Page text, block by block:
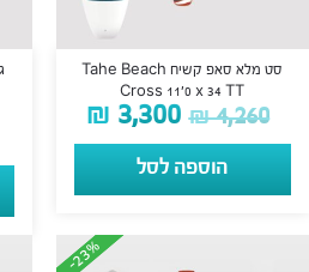
סט מלא סאפ קשיח Tahe Beach
Cross 11’0 x 34 TT
₪4,260
₪ 3,300
הוספה לסל
-23%
-23%